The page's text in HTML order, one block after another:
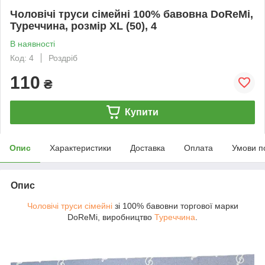
Чоловічі труси сімейні 100% бавовна DoReMi,
Туреччина, розмір XL (50), 4
В наявності
Код: 4
Роздріб
110 ₴
Купити
Опис Характеристики Доставка Оплата Умови
Опис
Чоловічі труси сімейнізі 100% бавовни торгової марки
DoReMi, виробництво Туреччина